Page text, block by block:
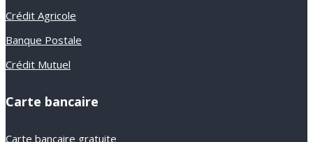
Crédit Agricole
Banque Postale
Crédit Mutuel
Carte bancaire
Carte bancaire gratuite